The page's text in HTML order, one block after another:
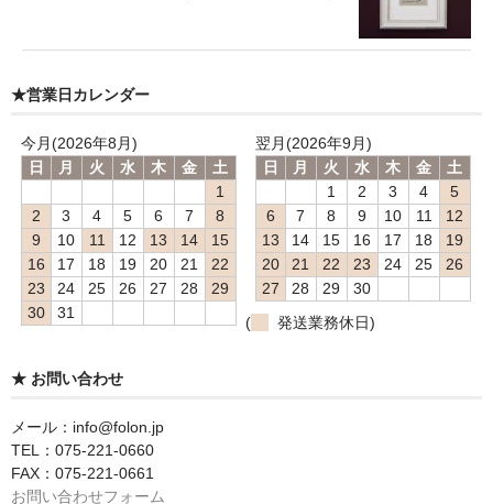
★営業日カレンダー
今月(2026年8月)
日
月 火 水 木 金
土
1
2
3 4 5 6 7
8
9
10 11 12 13 14
15
16
17 18 19 20 21
22
23
24 25 26 27 28
29
30
31
翌月(2026年9月)
日
月 火 水 木 金
土
1
2 3 4
5
6
7 8 9 10 11
12
13
14 15 16 17 18
19
20
21 22 23 24 25
26
27
28 29
30
(
発送業務休日)
★ お問い合わせ
メール：info@folon.jp
TEL：075-221-0660
FAX：075-221-0661
お問い合わせフォーム